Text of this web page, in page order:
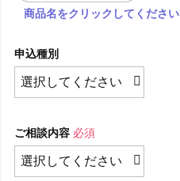
商品名をクリックしてください
申込種別
ご相談内容 必須